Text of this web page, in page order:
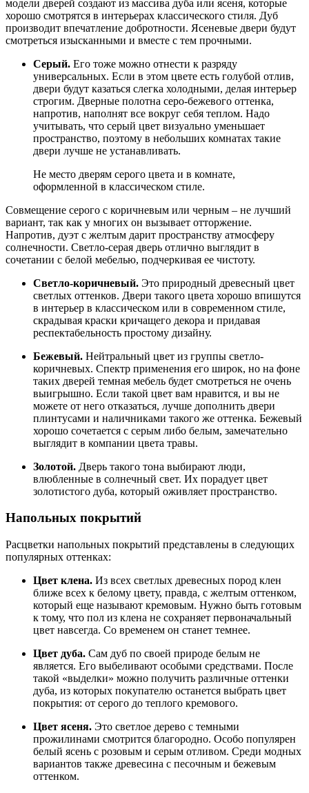
модели дверей создают из массива дуба или ясеня, которые
хорошо смотрятся в интерьерах классического стиля. Дуб
производит впечатление добротности. Ясеневые двери будут
смотреться изысканными и вместе с тем прочными.
Серый. Его тоже можно отнести к разряду
универсальных. Если в этом цвете есть голубой отлив,
двери будут казаться слегка холодными, делая интерьер
строгим. Дверные полотна серо-бежевого оттенка,
напротив, наполнят все вокруг себя теплом. Надо
учитывать, что серый цвет визуально уменьшает
пространство, поэтому в небольших комнатах такие
двери лучше не устанавливать.
Не место дверям серого цвета и в комнате,
оформленной в классическом стиле.
Совмещение серого с коричневым или черным – не лучший
вариант, так как у многих он вызывает отторжение.
Напротив, дуэт с желтым дарит пространству атмосферу
солнечности. Светло-серая дверь отлично выглядит в
сочетании с белой мебелью, подчеркивая ее чистоту.
Светло-коричневый. Это природный древесный цвет
светлых оттенков. Двери такого цвета хорошо впишутся
в интерьер в классическом или в современном стиле,
скрадывая краски кричащего декора и придавая
респектабельность простому дизайну.
Бежевый. Нейтральный цвет из группы светло-
коричневых. Спектр применения его широк, но на фоне
таких дверей темная мебель будет смотреться не очень
выигрышно. Если такой цвет вам нравится, и вы не
можете от него отказаться, лучше дополнить двери
плинтусами и наличниками такого же оттенка. Бежевый
хорошо сочетается с серым либо белым, замечательно
выглядит в компании цвета травы.
Золотой. Дверь такого тона выбирают люди,
влюбленные в солнечный свет. Их порадует цвет
золотистого дуба, который оживляет пространство.
Напольных покрытий
Расцветки напольных покрытий представлены в следующих
популярных оттенках:
Цвет клена. Из всех светлых древесных пород клен
ближе всех к белому цвету, правда, с желтым оттенком,
который еще называют кремовым. Нужно быть готовым
к тому, что пол из клена не сохраняет первоначальный
цвет навсегда. Со временем он станет темнее.
Цвет дуба. Сам дуб по своей природе белым не
является. Его выбеливают особыми средствами. После
такой «выделки» можно получить различные оттенки
дуба, из которых покупателю останется выбрать цвет
покрытия: от серого до теплого кремового.
Цвет ясеня. Это светлое дерево с темными
прожилинами смотрится благородно. Особо популярен
белый ясень с розовым и серым отливом. Среди модных
вариантов также древесина с песочным и бежевым
оттенком.